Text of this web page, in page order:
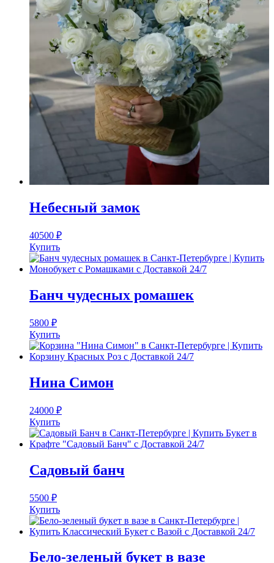
Небесный замок
40500 ₽
Купить
Банч чудесных ромашек
5800 ₽
Купить
Нина Симон
24000 ₽
Купить
Садовый банч
5500 ₽
Купить
Бело-зеленый букет в вазе